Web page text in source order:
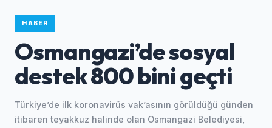
HABER
Osmangazi’de sosyal
destek 800 bini geçti
Türkiye’de ilk koronavirüs vak’asının görüldüğü günden
itibaren teyakkuz halinde olan Osmangazi Belediyesi,